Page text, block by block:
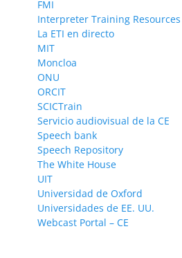
FMI
Interpreter Training Resources
La ETI en directo
MIT
Moncloa
ONU
ORCIT
SCICTrain
Servicio audiovisual de la CE
Speech bank
Speech Repository
The White House
UIT
Universidad de Oxford
Universidades de EE. UU.
Webcast Portal – CE